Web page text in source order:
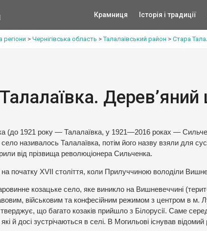
Крамниця Історія і традиції
регіони > Чернігівська область >Талалаївський район > Стара
(до 1921 року — Талалаївка, у 1921—2016 роках —
називалось Талалаївка, потім його назву взяли для
від прізвища революціонера Сильченка.
початку XVII століття, коли Прилуччиною володіли
козацьке село, яке виникло на Вишневеччині
військовим та конфесійним режимом з центром в м.
що багато козаків прийшло з Білорусії. Саме
й досі зустрічаються в селі. В Могильові існував відомий